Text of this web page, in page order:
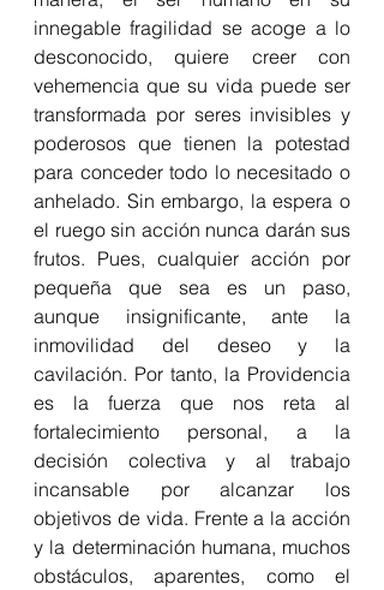
innegable fragilidad se acoge a lo
desconocido, quiere creer con
vehemencia que su vida puede ser
transformada por seres invisibles y
poderosos que tienen la potestad
para conceder todo lo necesitado o
anhelado. Sin embargo, la espera o
el ruego sin acción nunca darán sus
frutos. Pues, cualquier acción por
pequeña que sea es un paso,
aunque insignificante, ante la
inmovilidad del deseo y la
cavilación. Por tanto, la Providencia
es la fuerza que nos reta al
fortalecimiento personal, a la
decisión colectiva y al trabajo
incansable por alcanzar los
objetivos de vida. Frente a la acción
y la determinación humana, muchos
obstáculos, aparentes, como el